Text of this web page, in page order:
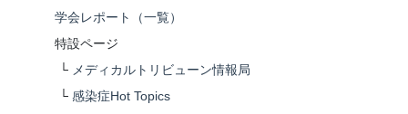
学会レポート（一覧）
特設ページ
└ メディカルトリビューン情報局
└ 感染症Hot Topics